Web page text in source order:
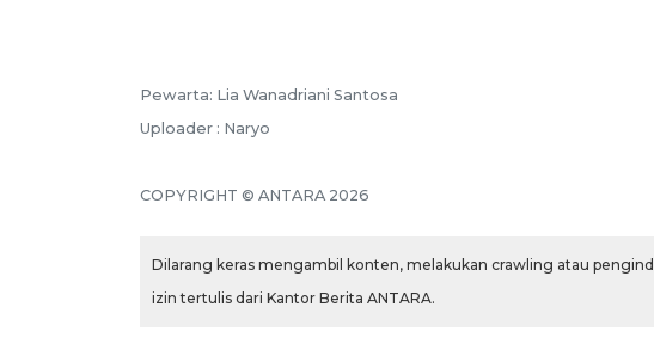
Pewarta: Lia Wanadriani Santosa
Uploader : Naryo
COPYRIGHT © ANTARA 2026
Dilarang keras mengambil konten, melakukan crawling atau
izin tertulis dari Kantor Berita ANTARA.